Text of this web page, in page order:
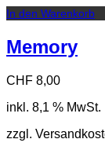
In den Warenkorb
Memory
CHF 8,00
inkl. 8,1 % MwSt.
zzgl.